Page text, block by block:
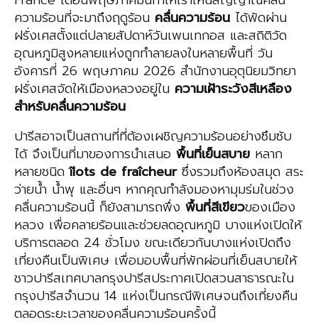
ความร้อนที่จะมาถึงฤดูร้อน คลื่นความร้อน ได้พัดผ่าน
ฝรั่งเศสตั้งแต่ปลายสัปดาห์วันเพนเทกอส และสถิติวัด
อุณหภูมิสูงหลายแห่งถูกทำลายลงในหลายพื้นที่ วัน
อังคารที่ 26 พฤษภาคม 2026 สำนักงานอุตุนิยมวิทยา
ฝรั่งเศสจัดให้เมืองหลวงอยู่ใน ความเฝ้าระวังสีเหลือง
สำหรับคลื่นความร้อน
ปารีสอาจเป็นสถานที่ที่ต้องเผชิญความร้อนอย่างซึมซับ
ได้ จึงเป็นที่มาของการนำเสนอ พื้นที่เย็นสบาย หลาก
หลายชนิดîlots de fraîcheurซึ่งรวมถึงห้องสมุด สระ
ว่ายน้ำ น้ำพุ และอื่นๆ หากคุณกำลังมองหามุมร่มในช่วง
คลื่นความร้อนนี้ ก็ยังสามารถพึ่ง พื้นที่สีเขียวของเมือง
หลวง เพื่อคลายร้อนและช่วยลดอุณหภูมิ บางแห่งเปิดให้
บริการตลอด 24 ชั่วโมง ขณะเดียวกันบางแห่งเปิดถึง
เที่ยงคืนเป็นพิเศษ เพื่อมอบพื้นที่พักผ่อนที่เย็นสบายให้
ชาวปารีสเทศบาลกรุงปารีสประกาศเปิดสวนสาธารณะใน
กรุงปารีสจำนวน 14 แห่งเป็นกรณีพิเศษจนถึงเที่ยงคืน
ตลอดระยะเวลาของคลื่นความร้อนครั้งนี้